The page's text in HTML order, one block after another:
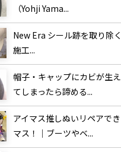
（Yohji Yama...
New Era シール跡を取り除く
施工...
帽子・キャップにカビが生え
てしまったら諦める...
アイマス推しぬいリペアでき
マス！｜ブーツやベ...